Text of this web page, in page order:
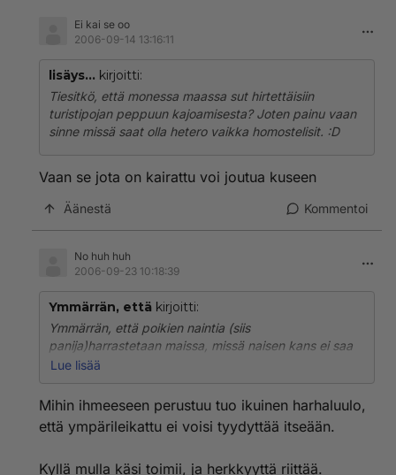
Ei kai se oo
2006-09-14 13:16:11
lisäys... kirjoitti:
Tiesitkö, että monessa maassa sut hirtettäisiin
turistipojan peppuun kajoamisesta? Joten painu vaan
sinne missä saat olla hetero vaikka homostelisit. :D
Vaan se jota on kairattu voi joutua kuseen
Äänestä Kommentoi
No huh huh
2006-09-23 10:18:39
Ymmärrän, että kirjoitti:
Ymmärrän, että poikien naintia (siis
panija)harrastetaan maissa, missä naisen kans ei saa
olla ennen naimisiin menoa, yleisesti. Ympärileikatut ei
päästä ihan niin herkkä. Joten nainti yleistä.
Seurasitko KYLMÄ RINKI sarjaa. Kuvan aika hyvin,
Lue lisää
Mihin ihmeeseen perustuu tuo ikuinen harhaluulo,
että ympärileikattu ei voisi tyydyttää itseään.
Kyllä mulla käsi toimii, ja herkkyyttä riittää.